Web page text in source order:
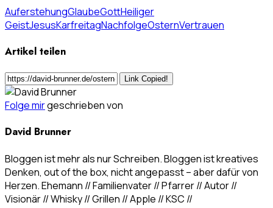
AuferstehungGlaubeGottHeiliger
GeistJesusKarfreitagNachfolgeOsternVertrauen
Artikel teilen
Link Copied!
Folge mirgeschrieben von
David Brunner
Bloggen ist mehr als nur Schreiben. Bloggen ist kreatives
Denken, out of the box, nicht angepasst – aber dafür von
Herzen. Ehemann // Familienvater // Pfarrer // Autor //
Visionär // Whisky // Grillen // Apple // KSC //